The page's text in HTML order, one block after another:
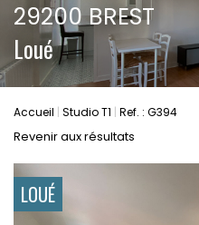
29200 BREST
Loué
Accueil Studio T1 Ref. : G394
Revenir aux résultats
LOUÉ